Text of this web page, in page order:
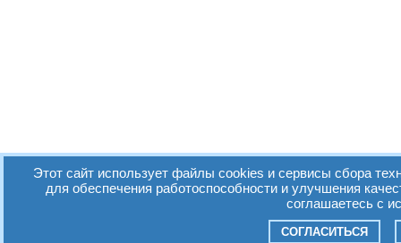
Этот сайт использует файлы cookies и сервисы сбора
для обеспечения работоспособности и улучшения
соглашаетесь с
СОГЛАСИТЬСЯ